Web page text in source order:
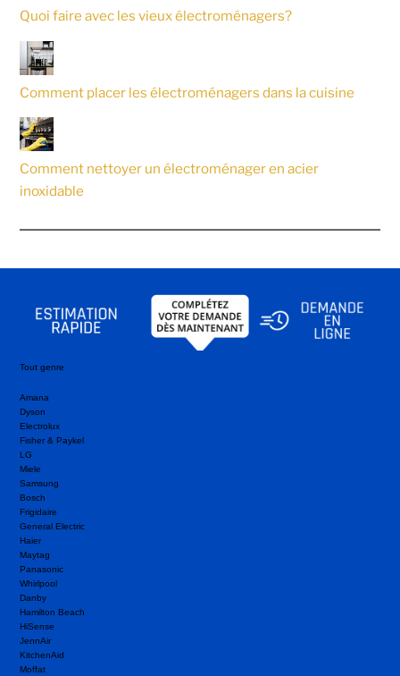
Quoi faire avec les vieux électroménagers?
Comment placer les électroménagers dans la cuisine
Comment nettoyer un électroménager en acier
inoxidable
Tout genre
Amana
Dyson
Electrolux
Fisher & Paykel
LG
Miele
Samsung
Bosch
Frigidaire
General Electric
Haier
Maytag
Panasonic
Whirlpool
Danby
Hamilton Beach
HiSense
JennAir
KitchenAid
Moffat